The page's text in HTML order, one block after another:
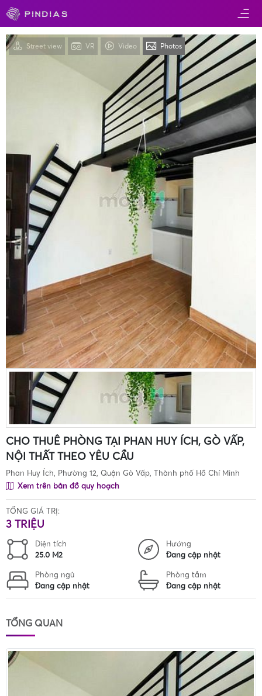
Street view VR Video Photos
CHO THUÊ PHÒNG TẠI PHAN HUY ÍCH, GÒ VẤP,
NỘI THẤT THEO YÊU CẦU
Phan Huy Ích, Phường 12, Quận Gò Vấp, Thành phố Hồ Chí Minh
Xem trên bản đồ quy hoạch
TỔNG GIÁ TRỊ:
3 TRIỆU
Diện tích
25.0 M2
Hướng
Đang cập nhật
Phòng ngủ
Đang cập nhật
Phòng tắm
Đang cập nhật
TỔNG QUAN